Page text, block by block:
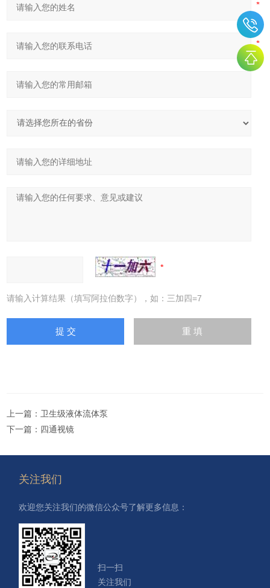
请输入计算结果（填写阿拉伯数字），如：三加四=7
上一篇：卫生级液体流体泵
下一篇： 四通视镜
关注我们
欢迎您关注我们的微信公众号了解更多信息：
扫一扫
关注我们